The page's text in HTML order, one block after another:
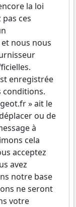
la loi
ces
nous nous
enregistrée
conditions.
» ait le
ou de
à
cela
acceptez
avez
notre base
ne seront
votre